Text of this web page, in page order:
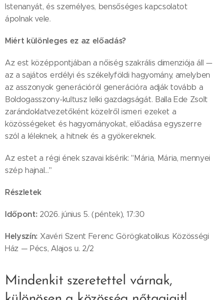
Istenanyát, és személyes, bensőséges kapcsolatot
ápolnak vele.
Miért különleges ez az előadás?
Az est középpontjában a nőiség szakrális dimenziója áll —
az a sajátos erdélyi és székelyföldi hagyomány, amelyben
az asszonyok generációról generációra adják tovább a
Boldogasszony-kultusz lelki gazdagságát. Balla Ede Zsolt
zarándoklatvezetőként közelről ismeri ezeket a
közösségeket és hagyományokat, előadása egyszerre
szól a léleknek, a hitnek és a gyökereknek.
Az estet a régi ének szavai kísérik: "Mária, Mária, mennyei
szép hajnal…"
Részletek
Időpont: 2026. június 5. (péntek), 17:30
Helyszín: Xavéri Szent Ferenc Görögkatolikus Közösségi
Ház — Pécs, Alajos u. 2/2
Mindenkit szeretettel várnak,